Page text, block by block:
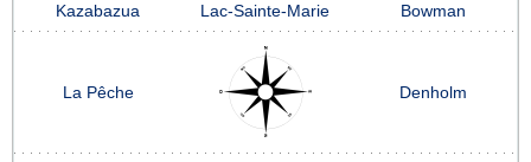
Kazabazua Lac-Sainte-Marie Bowman
La Pêche Denholm